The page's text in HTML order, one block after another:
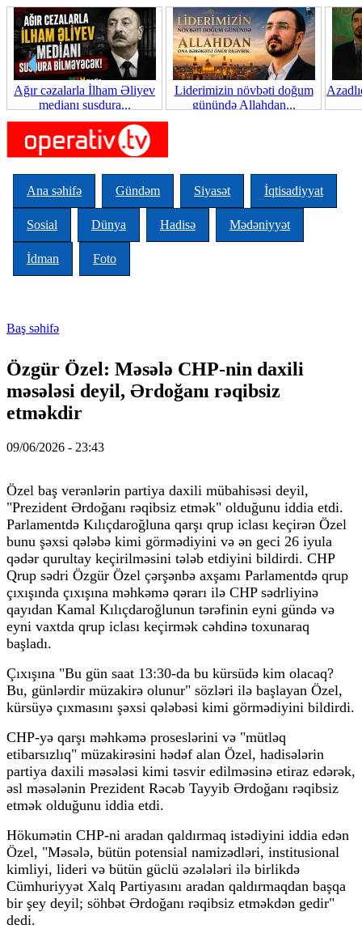
Skip to main content
Ağır cəzalarla İlham Əliyev
medianı susdura...
Liderimizin növbəti doğum
günündə Allahdan...
Ana səhifə Gündəm Siyasət İqtisadiyyat
Sosial Dünya Hadisə Mədəniyyət
İdman Foto
Baş səhifə
Özgür Özel: Məsələ CHP-nin daxili
məsələsi deyil, Ərdoğanı rəqibsiz
etməkdir
09/06/2026 - 23:43
Özel baş verənlərin partiya daxili mübahisəsi deyil,
"Prezident Ərdoğanı rəqibsiz etmək" olduğunu iddia etdi.
Parlamentdə Kılıçdaroğluna qarşı qrup iclası keçirən Özel
bunu şəxsi qələbə kimi görmədiyini və ən geci 26 iyula
qədər qurultay keçirilməsini tələb etdiyini bildirdi. CHP
Qrup sədri Özgür Özel çərşənbə axşamı Parlamentdə qrup
çıxışında çıxışına məhkəmə qərarı ilə CHP sədrliyinə
qayıdan Kamal Kılıçdaroğlunun tərəfinin eyni gündə və
eyni vaxtda qrup iclası keçirmək cəhdinə toxunaraq
başladı.
Çıxışına "Bu gün saat 13:30-da bu kürsüdə kim olacaq?
Bu, günlərdir müzakirə olunur" sözləri ilə başlayan Özel,
kürsüyə çıxmasını şəxsi qələbəsi kimi görmədiyini bildirdi.
CHP-yə qarşı məhkəmə proseslərini və "mütləq
etibarsızlıq" müzakirəsini hədəf alan Özel, hadisələrin
partiya daxili məsələsi kimi təsvir edilməsinə etiraz edərək,
əsl məsələnin Prezident Rəcəb Tayyib Ərdoğanı rəqibsiz
etmək olduğunu iddia etdi.
Hökumətin CHP-ni aradan qaldırmaq istədiyini iddia edən
Özel, "Məsələ, bütün potensial namizədləri, institusional
kimliyi, lideri və bütün güclü əzələləri ilə birlikdə
Cümhuriyyət Xalq Partiyasını aradan qaldırmaqdan başqa
bir şey deyil; söhbət Ərdoğanı rəqibsiz etməkdən gedir"
dedi.